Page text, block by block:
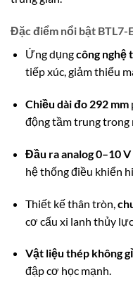
Đặc điểm nổi bật BTL7-
Ứng dụngcông nghệ
tiếp xúc, giảm thiểu
Chiều dài đo 292 mm
động tầm trung trong
Đầu ra analog 0–10
hệ thống điều khiển
Thiết kế thân tròn,
cơ cấu xi lanh thủy lực.
Vật liệu thép không gỉ
đập cơ học mạnh.